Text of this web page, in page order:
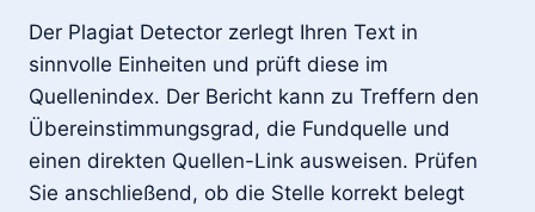
Der Plagiat Detector zerlegt Ihren Text in
sinnvolle Einheiten und prüft diese im
Quellenindex. Der Bericht kann zu Treffern den
Übereinstimmungsgrad, die Fundquelle und
einen direkten Quellen-Link ausweisen. Prüfen
Sie anschließend, ob die Stelle korrekt belegt